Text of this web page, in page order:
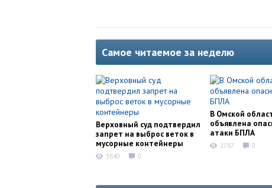
Самое читаемое за неделю
Верховный суд подтвердил
запрет на выброс веток в
мусорные контейнеры
3840 0
В Омской
объявлена
атаки БПЛА
2787 0